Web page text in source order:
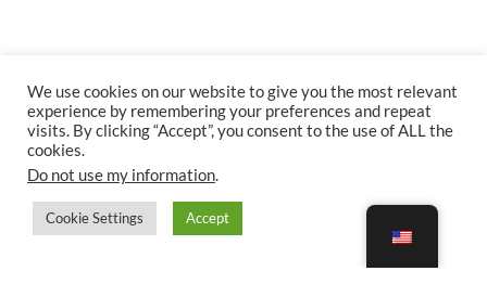
We use cookies on our website to give you the most relevant
experience by remembering your preferences and repeat
visits. By clicking “Accept”, you consent to the use of ALL the
cookies.
Do not use my information.
Cookie Settings Accept